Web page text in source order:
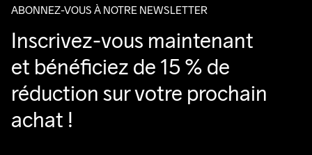
ABONNEZ-VOUS À NOTRE NEWSLETTER
Inscrivez-vous maintenant
et bénéficiez de 15 % de
réduction sur votre prochain
achat !